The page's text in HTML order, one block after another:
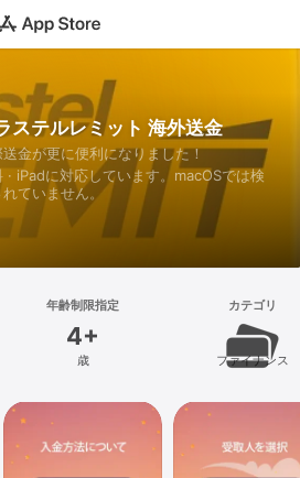
ステルレミット 海外送金
送金が更に便利になりました！
· iPadに対応しています。macOSでは検
れていません。
年齢制限指定
4+
歳
カテゴリ
ファイナンス